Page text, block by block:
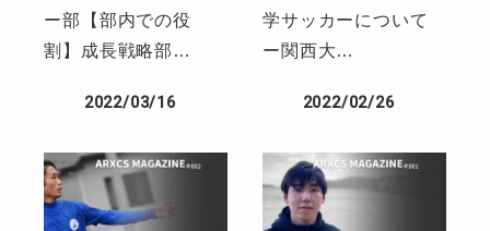
ー部【部内での役
割】成長戦略部…
2022/03/16
学サッカーについて
ー関西大…
2022/02/26